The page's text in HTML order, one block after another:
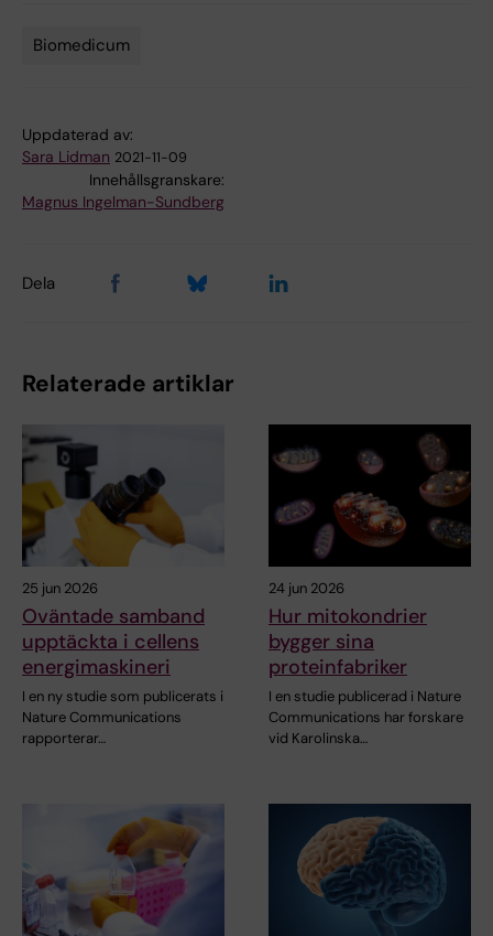
Biomedicum
Uppdaterad av:
Sara Lidman 2021-11-09
Innehållsgranskare:
Magnus Ingelman-Sundberg
Dela
Relaterade artiklar
25 jun 2026
Oväntade samband
upptäckta i cellens
energimaskineri
I en ny studie som publicerats i
Nature Communications
rapporterar…
24 jun 2026
Hur mitokondrier
bygger sina
proteinfabriker
I en studie publicerad i Nature
Communications har forskare
vid Karolinska…